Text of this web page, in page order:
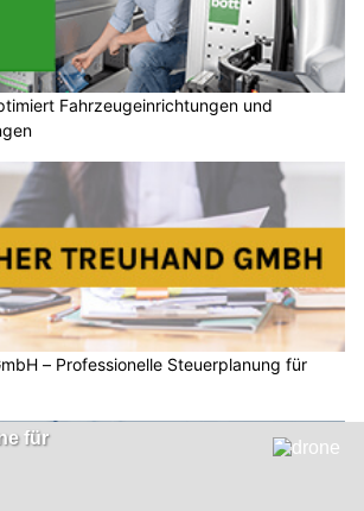
Fahrzeugeinrichtungen und
– Professionelle Steuerplanung für